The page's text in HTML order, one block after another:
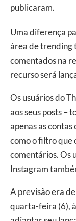
publicaram.
Uma diferença
área de trending
comentados na
recurso será
Os usuários do
aos seus posts –
apenas as
como o filtro que
comentários. Os
Instagram
A previsão era
quarta-feira (6),